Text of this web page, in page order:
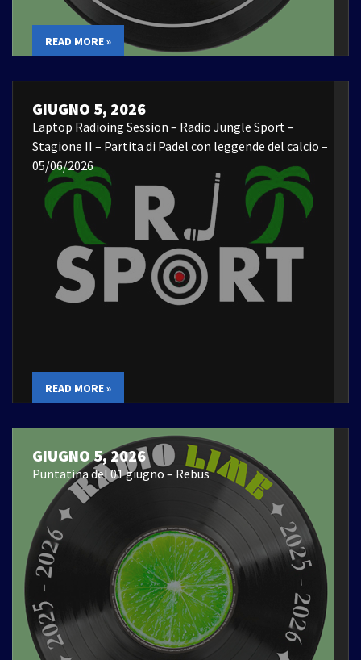
READ MORE »
GIUGNO 5, 2026
Laptop Radioing Session – Radio Jungle Sport –
Stagione II – Partita di Padel con leggende del calcio –
05/06/2026
READ MORE »
GIUGNO 5, 2026
Puntatina del 01 giugno – Rebus